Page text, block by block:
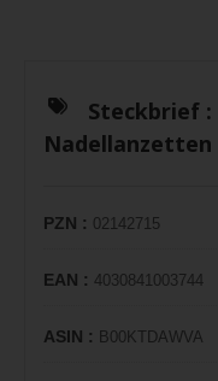
Steckbrief :
Nadellanzetten
PZN : 02142715
EAN : 4030841003744
ASIN : B00KTDAWVA